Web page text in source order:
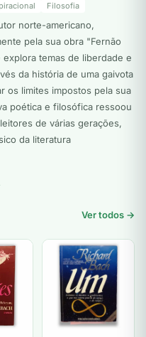
Filosofia
norte-americano,
pela sua obra "Fernão
explora temas de liberdade e
da história de uma gaivota
os limites impostos pela sua
poética e filosófica ressoou
de várias gerações,
da literatura
Ver todos →